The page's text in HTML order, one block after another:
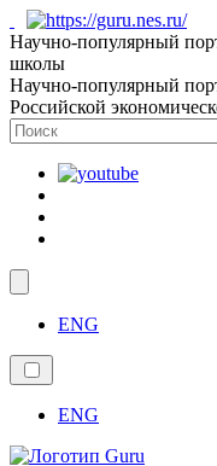
Научно-популярный
школы
Научно-популярный
Российской
ENG
ENG